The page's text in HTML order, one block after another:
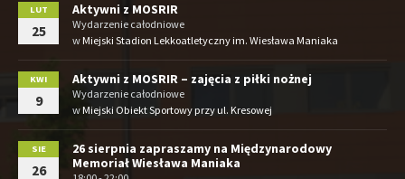
LUT
25
Aktywni z MOSRIR
Wydarzenie całodniowe
wMiejski Stadion Lekkoatletyczny im. Wiesława Maniaka
KWI
9
Aktywni z MOSRIR – zajęcia z piłki nożnej
Wydarzenie całodniowe
wMiejski Obiekt Sportowy przy ul. Kresowej
SIE
26
26 sierpnia zapraszamy na Międzynarodowy
Memoriał Wiesława Maniaka